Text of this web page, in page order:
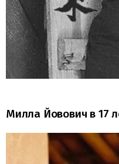
Милла Йовович в 17